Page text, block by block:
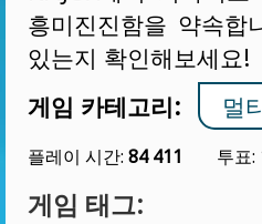
흥미진진함을 약속
있는지 확인해보세요!
게임 카테고리:
멀
플레이 시간: 84 411 투표:
게임 태그: